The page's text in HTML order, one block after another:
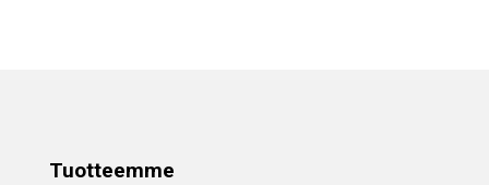
Tuotteemme